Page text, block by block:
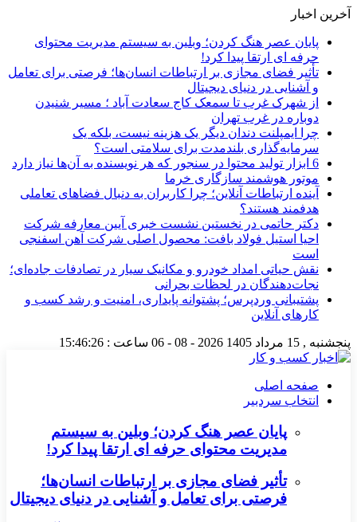
آخرین اخبار
پایان عصر هنگ کردن؛ وبلین به سیستم مدیریت محتوای
حرفه ای ارتقا پیدا کرد!
تأثیر فضای مجازی بر ارتباطات انسان‌ها؛ فرصتی برای تعامل
و آشنایی در دنیای دیجیتال
از شهرک غرب تا سمعک کاج سعادت آباد ؛ مسیر شنیدن
دوباره در غرب تهران
چرا ایمپلنت دندان دیگر یک هزینه نیست، بلکه یک
سرمایه‌گذاری بلندمدت برای سلامتی است؟
6 ابزار تولید محتوا در سنجور که هر نویسنده به آن‌ها نیاز دارد
موتور هوشمند سازگاری خرما
آینده ارتباطات آنلاین؛ چرا کاربران به دنبال فضاهای تعاملی
هدفمند هستند؟
دکتر حاتمی در نخستین نشست خبری آیین معارفه شرکت
احیا استیل فولاد بافت: محصول اصلی شرکت آهن اسفنجی
است
نقش حیاتی امداد خودرو و مکانیک سیار در تصادفات جاده‌ای؛
نجات‌دهندگان در لحظات بحرانی
پشتیبانی وردپرس؛ پشتوانه پایداری، امنیت و رشد کسب‌ و
کارهای آنلاین
پنجشنبه , 15 مرداد 1405 2026 - 08 - 06 ساعت : 15:46:26
صفحه اصلی
انتخاب سردبیر
پایان عصر هنگ کردن؛ وبلین به سیستم
مدیریت محتوای حرفه ای ارتقا پیدا کرد!
تأثیر فضای مجازی بر ارتباطات انسان‌ها؛
فرصتی برای تعامل و آشنایی در دنیای دیجیتال